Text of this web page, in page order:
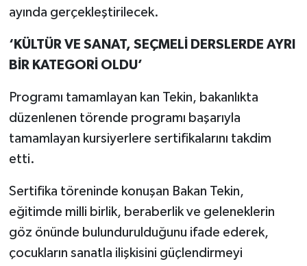
ayında gerçekleştirilecek.
‘KÜLTÜR VE SANAT, SEÇMELİ DERSLERDE AYRI
BİR KATEGORİ OLDU’
Programı tamamlayan kan Tekin, bakanlıkta
düzenlenen törende programı başarıyla
tamamlayan kursiyerlere sertifikalarını takdim
etti.
Sertifika töreninde konuşan Bakan Tekin,
eğitimde milli birlik, beraberlik ve geleneklerin
göz önünde bulundurulduğunu ifade ederek,
çocukların sanatla ilişkisini güçlendirmeyi